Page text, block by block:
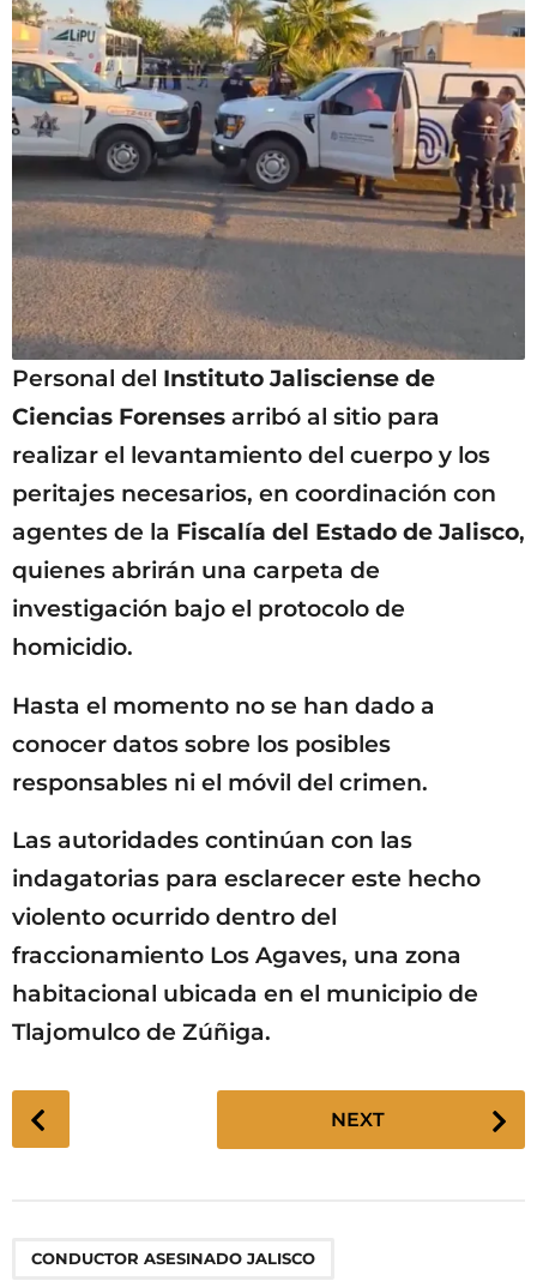
Personal del Instituto Jalisciense de
Ciencias Forenses arribó al sitio para
realizar el levantamiento del cuerpo y los
peritajes necesarios, en coordinación con
agentes de la Fiscalía del Estado de Jalisco,
quienes abrirán una carpeta de
investigación bajo el protocolo de
homicidio.
Hasta el momento no se han dado a
conocer datos sobre los posibles
responsables ni el móvil del crimen.
Las autoridades continúan con las
indagatorias para esclarecer este hecho
violento ocurrido dentro del
fraccionamiento Los Agaves, una zona
habitacional ubicada en el municipio de
Tlajomulco de Zúñiga.
o
NEXT
CONDUCTOR ASESINADO JALISCO